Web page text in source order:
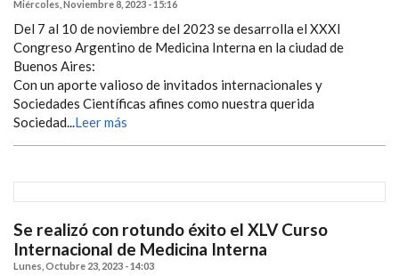
Miércoles, Noviembre 8, 2023 - 15:16
Del 7 al 10 de noviembre del 2023 se desarrolla el XXXI
Congreso Argentino de Medicina Interna en la ciudad de
Buenos Aires:
Con un aporte valioso de invitados internacionales y
Sociedades Científicas afines como nuestra querida
Sociedad...Leer más
Se realizó con rotundo éxito el XLV Curso
Internacional de Medicina Interna
Lunes, Octubre 23, 2023 - 14:03